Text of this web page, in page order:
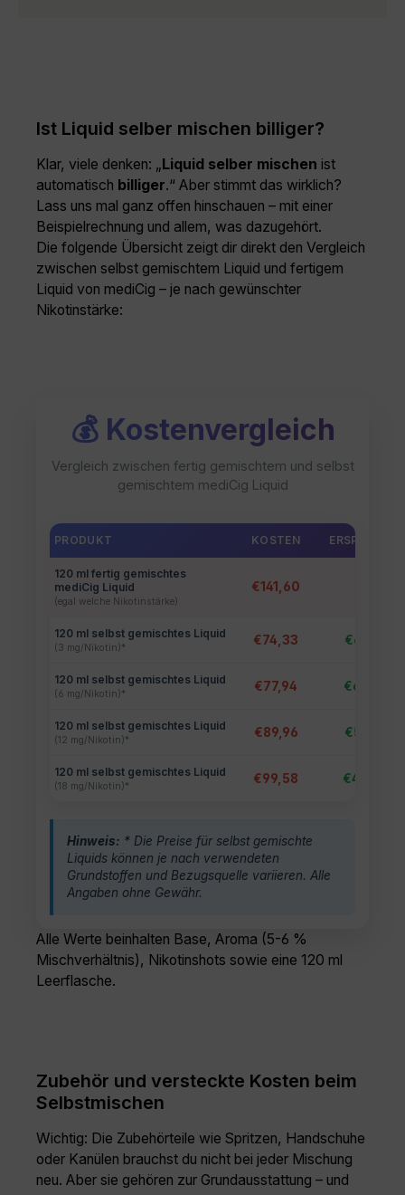
Ist Liquid selber mischen billiger?
Klar, viele denken: „Liquid selber mischen ist
automatisch billiger.“ Aber stimmt das wirklich?
Lass uns mal ganz offen hinschauen – mit einer
Beispielrechnung und allem, was dazugehört.
Die folgende Übersicht zeigt dir direkt den Vergleich
zwischen selbst gemischtem Liquid und fertigem
Liquid von mediCig – je nach gewünschter
Nikotinstärke:
💰 Kostenvergleich
Vergleich zwischen fertig gemischtem und selbst
gemischtem mediCig Liquid
PRODUKT KOSTEN ERSPARNIS €
120 ml fertig gemischtes
mediCig Liquid
(egal welche Nikotinstärke)
€141,60
120 ml selbst gemischtes Liquid
(3 mg/Nikotin)*
€74,33 €67,27
120 ml selbst gemischtes Liquid
(6 mg/Nikotin)*
€77,94 €63,66
120 ml selbst gemischtes Liquid
(12 mg/Nikotin)*
€89,96 €51,64
120 ml selbst gemischtes Liquid
(18 mg/Nikotin)*
€99,58 €42,02
Hinweis: * Die Preise für selbst gemischte
Liquids können je nach verwendeten
Grundstoffen und Bezugsquelle variieren. Alle
Angaben ohne Gewähr.
Alle Werte beinhalten Base, Aroma (5-6 %
Mischverhältnis), Nikotinshots sowie eine 120 ml
Leerflasche.
Zubehör und versteckte Kosten beim
Selbstmischen
Wichtig: Die Zubehörteile wie Spritzen, Handschuhe
oder Kanülen brauchst du nicht bei jeder Mischung
neu. Aber sie gehören zur Grundausstattung – und